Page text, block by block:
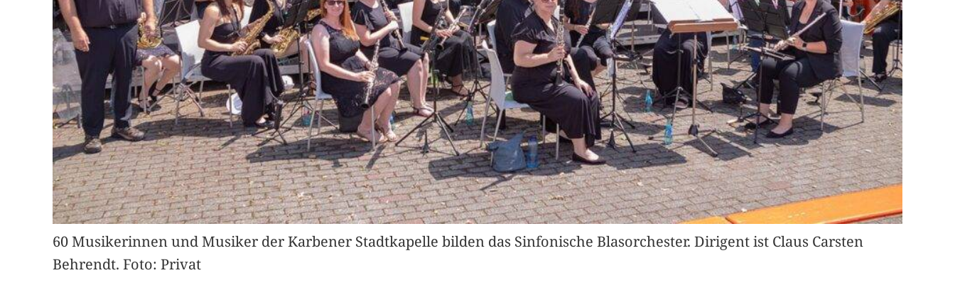
60 Musikerinnen und Musiker der Karbener Stadtkapelle bilden das Sinfonische Blasorchester. Dirigent ist Claus Carsten
Behrendt. Foto: Privat